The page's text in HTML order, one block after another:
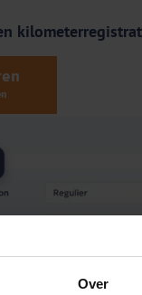
Over